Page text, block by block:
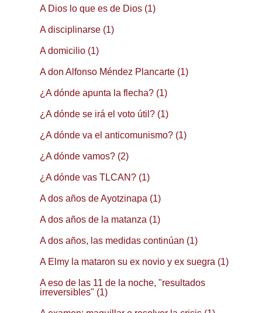
A Dios lo que es de Dios (1)
A disciplinarse (1)
A domicilio (1)
A don Alfonso Méndez Plancarte (1)
¿A dónde apunta la flecha? (1)
¿A dónde se irá el voto útil? (1)
¿A dónde va el anticomunismo? (1)
¿A dónde vamos? (2)
¿A dónde vas TLCAN? (1)
A dos años de Ayotzinapa (1)
A dos años de la matanza (1)
A dos años, las medidas continúan (1)
A Elmy la mataron su ex novio y ex suegra (1)
A eso de las 11 de la noche, "resultados
irreversibles" (1)